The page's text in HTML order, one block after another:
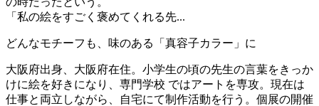
「私の絵をすごく褒めてくれる先...
どんなモチーフも、味のある「真容子カラー」に
大阪府出身、大阪府在住。小学生の頃の先生の言葉をきっか
けに絵を好きになり、専門学校 ではアートを専攻。現在は
仕事と両立しながら、自宅にて制作活動を行う。個展の開催